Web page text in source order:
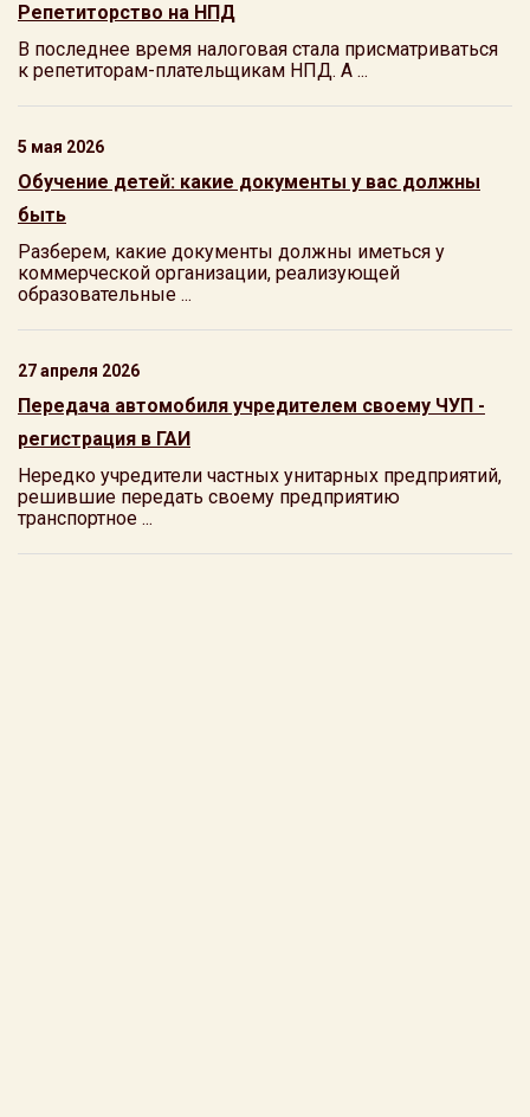
Репетиторство на НПД
В последнее время налоговая стала присматриваться
к репетиторам-плательщикам НПД. А ...
5 мая 2026
Обучение детей: какие документы у вас должны
быть
Разберем, какие документы должны иметься у
коммерческой организации, реализующей
образовательные ...
27 апреля 2026
Передача автомобиля учредителем своему ЧУП -
регистрация в ГАИ
Нередко учредители частных унитарных предприятий,
решившие передать своему предприятию
транспортное ...